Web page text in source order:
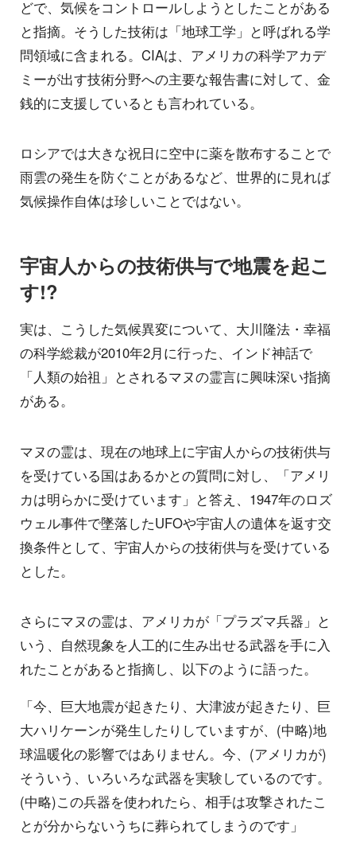
どで、気候をコントロールしようとしたことがある
と指摘。そうした技術は「地球工学」と呼ばれる学
問領域に含まれる。CIAは、アメリカの科学アカデ
ミーが出す技術分野への主要な報告書に対して、金
銭的に支援しているとも言われている。
ロシアでは大きな祝日に空中に薬を散布することで
雨雲の発生を防ぐことがあるなど、世界的に見れば
気候操作自体は珍しいことではない。
宇宙人からの技術供与で地震を起こ
す!?
実は、こうした気候異変について、大川隆法・幸福
の科学総裁が2010年2月に行った、インド神話で
「人類の始祖」とされるマヌの霊言に興味深い指摘
がある。
マヌの霊は、現在の地球上に宇宙人からの技術供与
を受けている国はあるかとの質問に対し、「アメリ
カは明らかに受けています」と答え、1947年のロズ
ウェル事件で墜落したUFOや宇宙人の遺体を返す交
換条件として、宇宙人からの技術供与を受けている
とした。
さらにマヌの霊は、アメリカが「プラズマ兵器」と
いう、自然現象を人工的に生み出せる武器を手に入
れたことがあると指摘し、以下のように語った。
「今、巨大地震が起きたり、大津波が起きたり、巨
大ハリケーンが発生したりしていますが、(中略)地
球温暖化の影響ではありません。今、(アメリカが)
そういう、いろいろな武器を実験しているのです。
(中略)この兵器を使われたら、相手は攻撃されたこ
とが分からないうちに葬られてしまうのです」